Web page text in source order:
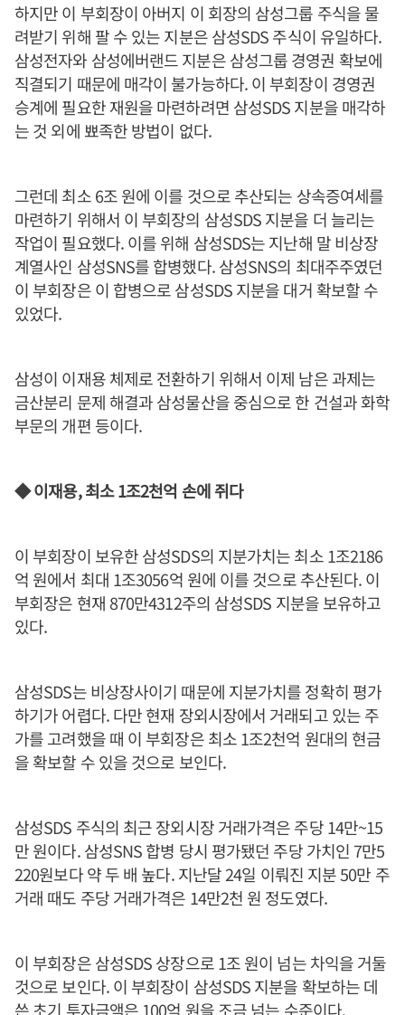
하지만 이 부회장이 아버지 이 회장의 삼성그룹 주식을 물
려받기 위해 팔 수 있는 지분은 삼성SDS 주식이 유일하다.
삼성전자와 삼성에버랜드 지분은 삼성그룹 경영권 확보에
직결되기 때문에 매각이 불가능하다. 이 부회장이 경영권
승계에 필요한 재원을 마련하려면 삼성SDS 지분을 매각하
는 것 외에 뾰족한 방법이 없다.
그런데 최소 6조 원에 이를 것으로 추산되는 상속증여세를
마련하기 위해서 이 부회장의 삼성SDS 지분을 더 늘리는
작업이 필요했다. 이를 위해 삼성SDS는 지난해 말 비상장
계열사인 삼성SNS를 합병했다. 삼성SNS의 최대주주였던
이 부회장은 이 합병으로 삼성SDS 지분을 대거 확보할 수
있었다.
삼성이 이재용 체제로 전환하기 위해서 이제 남은 과제는
금산분리 문제 해결과 삼성물산을 중심으로 한 건설과 화학
부문의 개편 등이다.
◆ 이재용, 최소 1조2천억 손에 쥐다
이 부회장이 보유한 삼성SDS의 지분가치는 최소 1조2186
억 원에서 최대 1조3056억 원에 이를 것으로 추산된다. 이
부회장은 현재 870만4312주의 삼성SDS 지분을 보유하고
있다.
삼성SDS는 비상장사이기 때문에 지분가치를 정확히 평가
하기가 어렵다. 다만 현재 장외시장에서 거래되고 있는 주
가를 고려했을 때 이 부회장은 최소 1조2천억 원대의 현금
을 확보할 수 있을 것으로 보인다.
삼성SDS 주식의 최근 장외시장 거래가격은 주당 14만~15
만 원이다. 삼성SNS 합병 당시 평가됐던 주당 가치인 7만5
220원보다 약 두 배 높다. 지난달 24일 이뤄진 지분 50만 주
거래 때도 주당 거래가격은 14만2천 원 정도였다.
이 부회장은 삼성SDS 상장으로 1조 원이 넘는 차익을 거둘
것으로 보인다. 이 부회장이 삼성SDS 지분을 확보하는 데
쓴 초기 투자금액은 100억 원을 조금 넘는 수준이다.